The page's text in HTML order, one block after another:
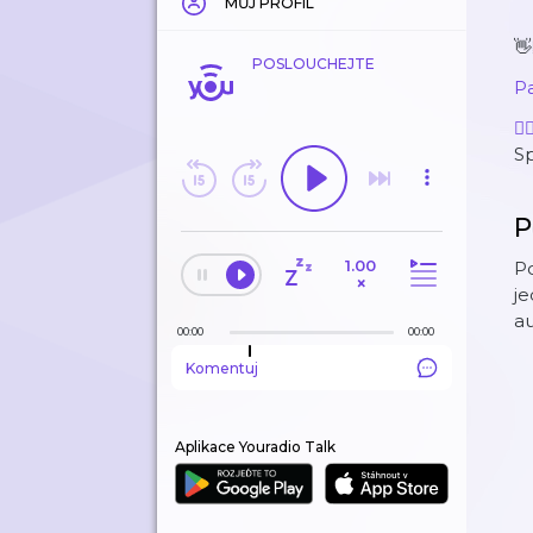
POSLOUCHEJTE
1.00
×
00:00 00:00
Komentuj
Aplikace Youradio Talk